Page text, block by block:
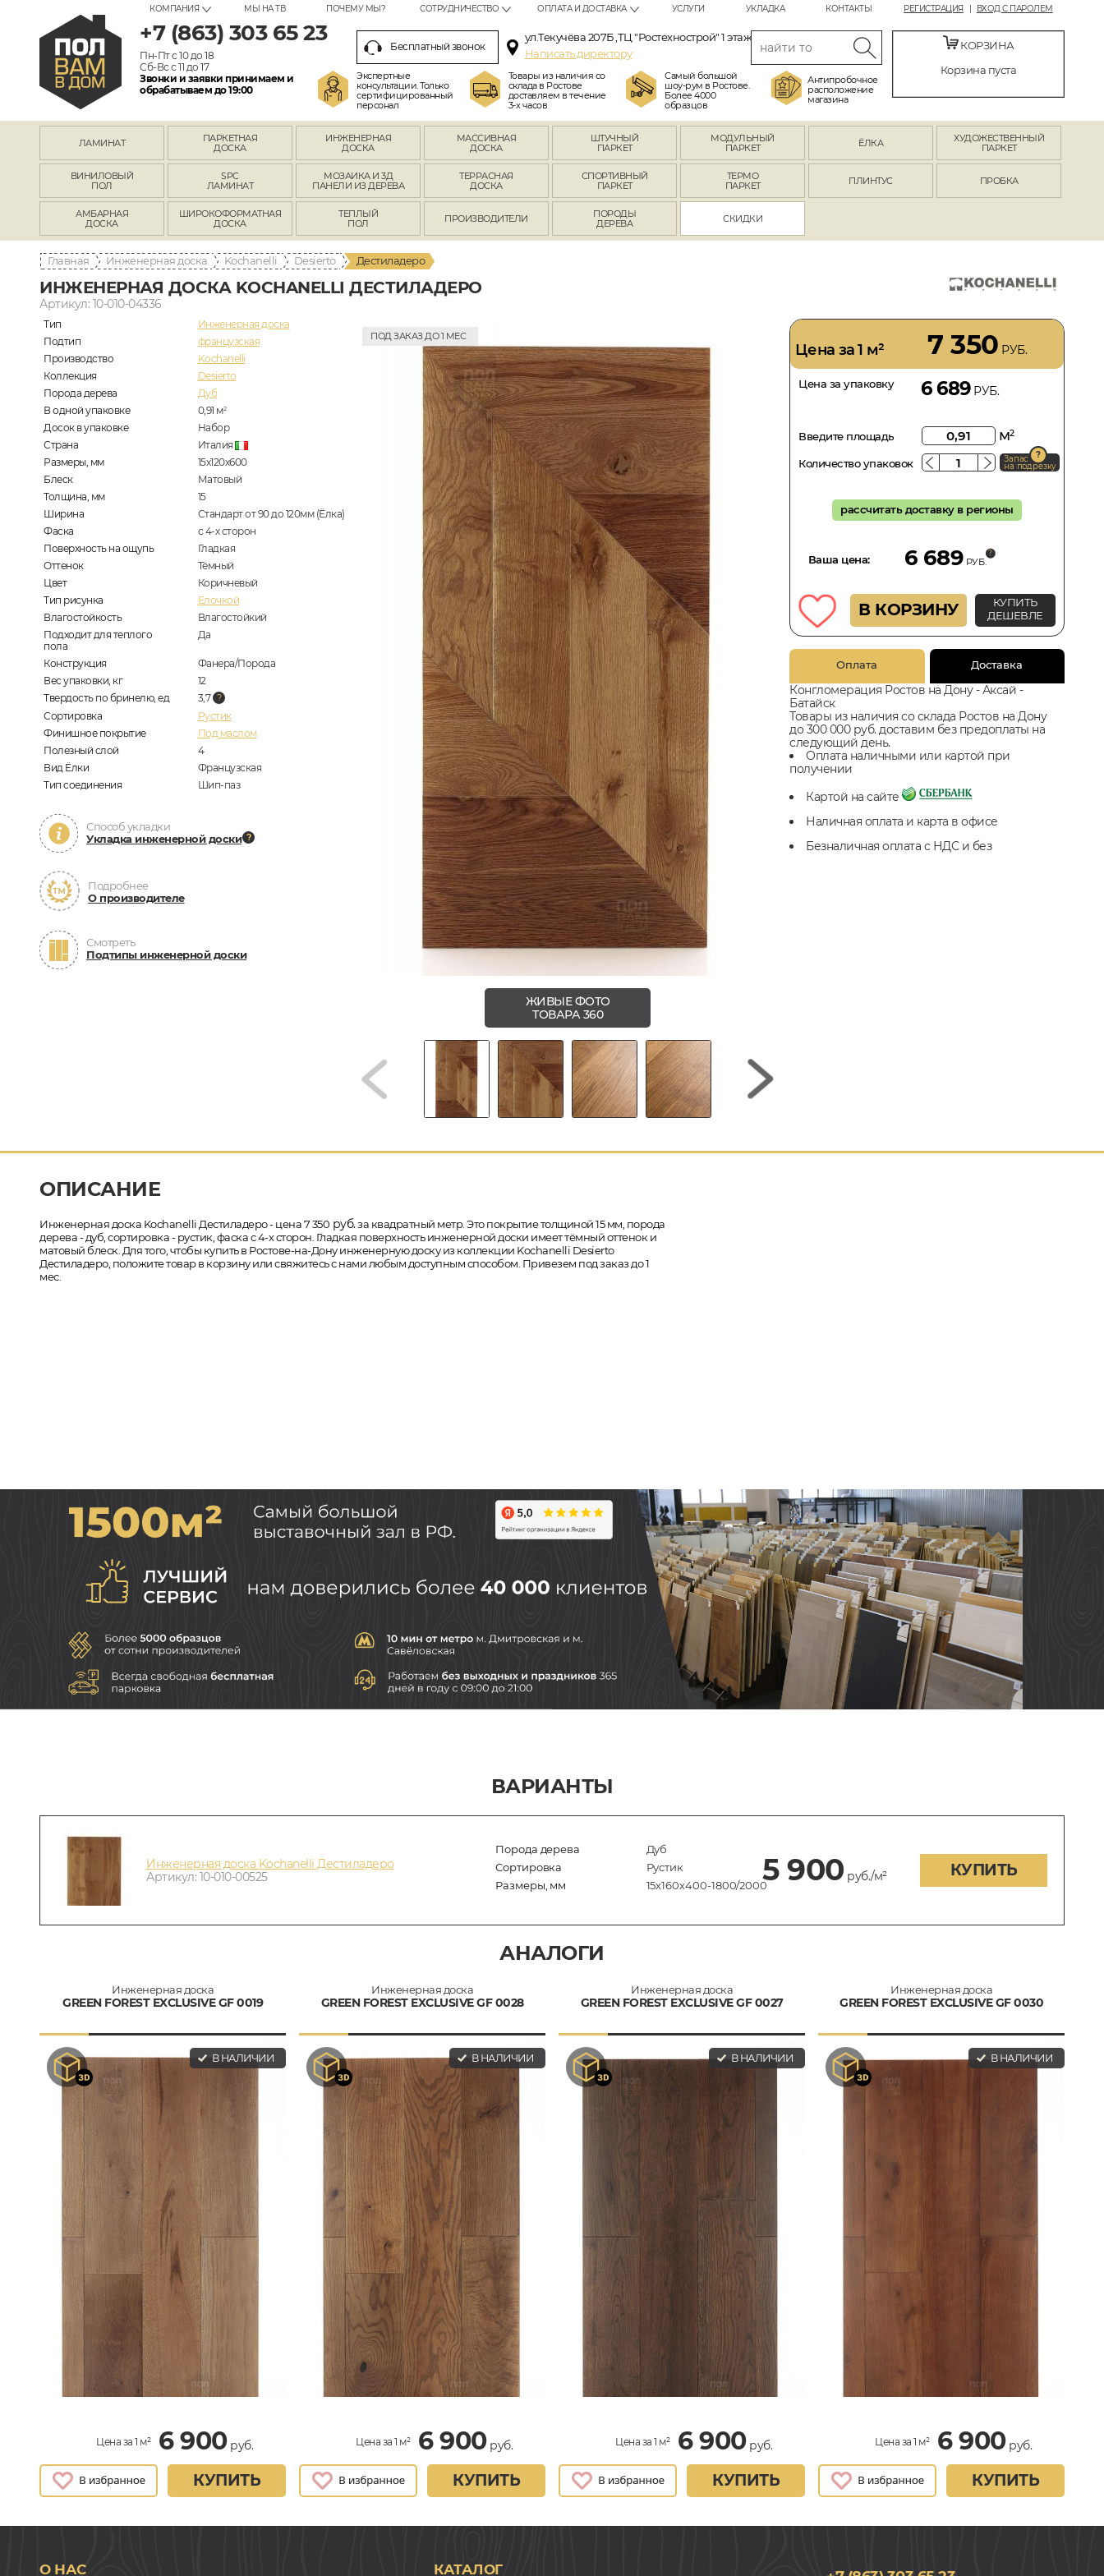
РЕГИСТРАЦИЯ ВХОД С ПАРОЛЕМ
КОМПАНИЯ МЫ НА ТВ ПОЧЕМУ МЫ? СОТРУДНИЧЕСТВО ОПЛАТА И ДОСТАВКА УСЛУГИ УКЛАДКА КОНТАКТЫ
+7 (863) 303 65 23
Пн-Пт с 10 до 18
Сб-Вс с 11 до 17
Звонки и заявки принимаем и
обрабатываем до 19:00
Бесплатный звонок
ул.Текучёва 207Б ,ТЦ "Ростехнострой" 1 этаж
Написать директору
Экспертные
консультации. Только
сертифицированный
персонал
Товары из наличия со
склада в Ростове
доставляем в течение
3-х часов
Самый большой
шоу-рум в Ростове.
Более 4000
образцов
Антипробочное
расположение
магазина
КОРЗИНА
Корзина пуста
ЛАМИНАТ
ПАРКЕТНАЯ
ДОСКА
ИНЖЕНЕРНАЯ
ДОСКА
МАССИВНАЯ
ДОСКА
ШТУЧНЫЙ
ПАРКЕТ
МОДУЛЬНЫЙ
ПАРКЕТ
ЁЛКА
ХУДОЖЕСТВЕННЫЙ
ПАРКЕТ
ВИНИЛОВЫЙ
ПОЛ
SPC
ЛАМИНАТ
МОЗАИКА И 3Д
ПАНЕЛИ ИЗ ДЕРЕВА
ТЕРРАСНАЯ
ДОСКА
СПОРТИВНЫЙ
ПАРКЕТ
ТЕРМО
ПАРКЕТ
ПЛИНТУС ПРОБКА
АМБАРНАЯ
ДОСКА
ШИРОКОФОРМАТНАЯ
ДОСКА
ТЕПЛЫЙ
ПОЛ
ПРОИЗВОДИТЕЛИ
ПОРОДЫ
ДЕРЕВА
СКИДКИ
Главная Инженерная доска Kochanelli Desierto Дестиладеро
ИНЖЕНЕРНАЯ ДОСКА KOCHANELLI ДЕСТИЛАДЕРО
Артикул: 10-010-04336
Тип
Инженерная доска
Подтип
французская
Производство
Kochanelli
Коллекция
Desierto
Порода дерева
Дуб
В одной упаковке
0,91 м2
Досок в упаковке
Набор
Страна
Италия
Размеры, мм
15х120х600
Блеск
Матовый
Толщина, мм
15
Ширина
Стандарт от 90 до 120мм (Ёлка)
Фаска
с 4-х сторон
Поверхность на ощупь
Гладкая
Оттенок
Тёмный
Цвет
Коричневый
Тип рисунка
Елочкой
Влагостойкость
Влагостойкий
Подходит для теплого
пола
Да
Конструкция
Фанера/Порода
Вес упаковки, кг
12
Твердость по бринелю, ед
3,7
Сортировка
Рустик
Финишное покрытие
Под маслом
Полезный слой
4
Вид Ёлки
Французская
Тип соединения
Шип-паз
Способ укладки
Укладка инженерной доски
Подробнее
О производителе
Смотреть
Подтипы инженерной доски
ПОД ЗАКАЗ ДО 1 МЕС
ЖИВЫЕ ФОТО
ТОВАРА 360
Цена за 1 м² 7 350 РУБ.
Цена за упаковку 6 689РУБ.
Введите площадь м2
Количество упаковок Запас
на подрезку
рассчитать доставку в регионы
Ваша цена: 6 689 РУБ.
В КОРЗИНУ
КУПИТЬ
ДЕШЕВЛЕ
Оплата Доставка
Конгломерация Ростов на Дону - Аксай -
Батайск
Товары из наличия со склада Ростов на Дону
до 300 000 руб. доставим без предоплаты на
следующий день.
Оплата наличными или картой при
получении
Картой на сайте
Наличная оплата и карта в офисе
Безналичная оплата с НДС и без
ОПИСАНИЕ
Инженерная доска Kochanelli Дестиладеро - цена 7 350 руб.за квадратный метр. Это покрытие толщиной 15 мм, порода
дерева - дуб, сортировка - рустик, фаска с 4-х сторон. Гладкая поверхность инженерной доски имеет тёмный оттенок и
матовый блеск. Для того, чтобы купить в Ростове-на-Дону инженерную доску из коллекции Kochanelli Desierto
Дестиладеро, положите товар в корзину или свяжитесь с нами любым доступным способом. Привезем под заказ до 1
мес.
ВАРИАНТЫ
Инженерная доска Kochanelli Дестиладеро
Артикул: 10-010-00525
Порода дерева
Дуб
Сортировка
Рустик
Размеры, мм
15х160х400-1800/20005 900 руб./м² КУПИТЬ
АНАЛОГИ
Инженерная доска
GREEN FOREST EXCLUSIVE GF 0019
В НАЛИЧИИ
Цена за 1 м² 6 900руб.
КУПИТЬ
Инженерная доска
GREEN FOREST EXCLUSIVE GF 0028
В НАЛИЧИИ
Цена за 1 м² 6 900руб.
КУПИТЬ
Инженерная доска
GREEN FOREST EXCLUSIVE GF 0027
В НАЛИЧИИ
Цена за 1 м² 6 900руб.
КУПИТЬ
Инженерная доска
GREEN FOREST EXCLUSIVE GF 0030
В НАЛИЧИИ
Цена за 1 м² 6 900руб.
КУПИТЬ
О НАС КАТАЛОГ